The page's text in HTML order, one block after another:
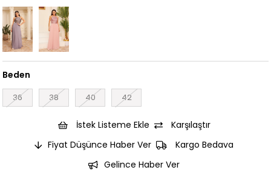
Beden
36 38 40 42
İstek Listeme Ekle
Karşılaştır
Fiyat Düşünce Haber Ver
Kargo Bedava
Gelince Haber Ver